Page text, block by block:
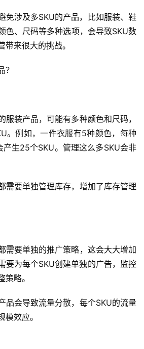
免涉及多SKU的产品，比如服装、鞋
色、尺码等多种选项，会导致SKU数
来很大的挑战。
？
服装产品，可能有多种颜色和尺码，
。例如，一件衣服有5种颜色，每种
生25个SKU。管理这么多SKU会非
需要单独管理库存，增加了库存管理
需要单独的推广策略，这会大大增加
要为每个SKU创建单独的广告，监控
略。
品会导致流量分散，每个SKU的流量
效应。